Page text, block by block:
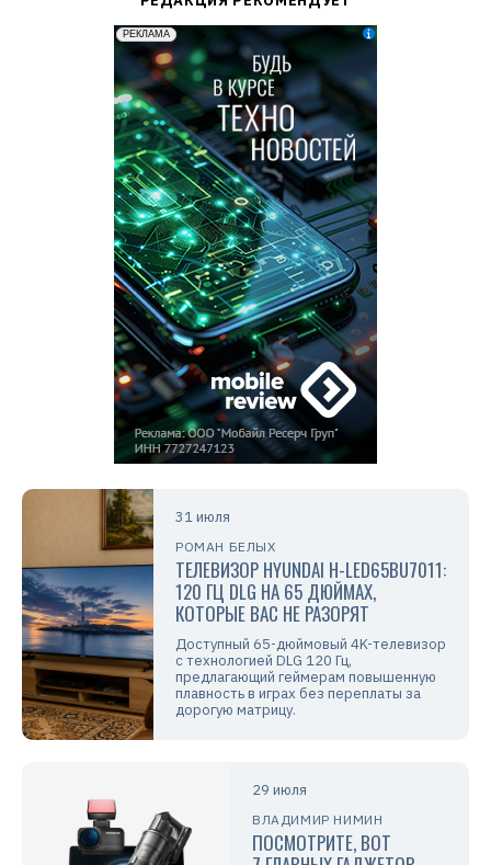
31 июля
РОМАН БЕЛЫХ
ТЕЛЕВИЗОР HYUNDAI H-LED65BU7011:
120 ГЦ DLG НА 65 ДЮЙМАХ,
КОТОРЫЕ ВАС НЕ РАЗОРЯТ
Доступный 65-дюймовый 4K-телевизор
с технологией DLG 120 Гц,
предлагающий геймерам повышенную
плавность в играх без переплаты за
дорогую матрицу.
29 июля
ВЛАДИМИР НИМИН
ПОСМОТРИТЕ, ВОТ